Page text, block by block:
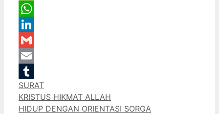
Message
WhatsApp
LinkedIn
Gmail
Email
Tumblr
Categories
SURAT
KRISTUS HIKMAT ALLAH
HIDUP DENGAN ORIENTASI SORGA